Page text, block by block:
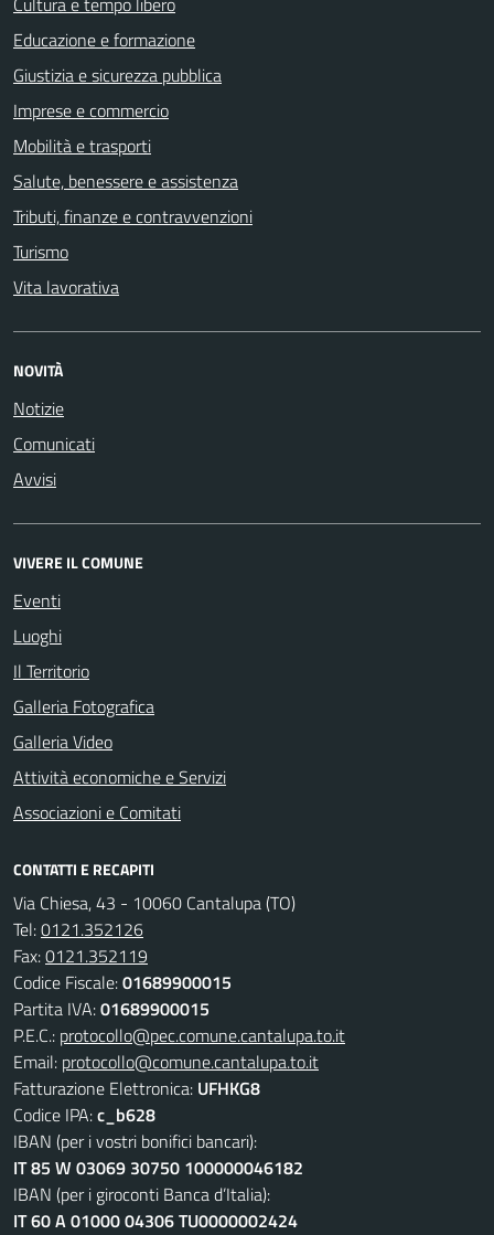
Educazione e formazione
Giustizia e sicurezza pubblica
Imprese e commercio
Mobilità e trasporti
Salute, benessere e assistenza
Tributi, finanze e contravvenzioni
Turismo
Vita lavorativa
NOVITÀ
Notizie
Comunicati
Avvisi
VIVERE IL COMUNE
Eventi
Luoghi
Il Territorio
Galleria Fotografica
Galleria Video
Attività economiche e Servizi
Associazioni e Comitati
CONTATTI E RECAPITI
Via Chiesa, 43 - 10060 Cantalupa (TO)
Tel:0121.352126
Fax:0121.352119
Codice Fiscale:01689900015
Partita IVA:01689900015
P.E.C.: protocollo@pec.comune.cantalupa.to.it
Email: protocollo@comune.cantalupa.to.it
Fatturazione Elettronica: UFHKG8
Codice IPA:c_b628
IBAN (per i vostri bonifici bancari):
IT 85 W 03069 30750 100000046182
IBAN (per i giroconti Banca d’Italia):
IT 60 A 01000 04306 TU0000002424